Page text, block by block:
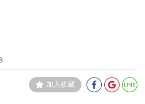
加入收藏